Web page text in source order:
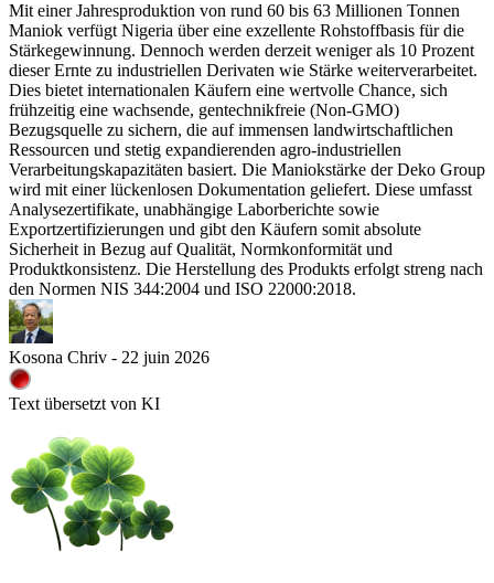
Mit einer Jahresproduktion von rund 60 bis 63 Millionen Tonnen
Maniok verfügt Nigeria über eine exzellente Rohstoffbasis für die
Stärkegewinnung. Dennoch werden derzeit weniger als 10 Prozent
dieser Ernte zu industriellen Derivaten wie Stärke weiterverarbeitet.
Dies bietet internationalen Käufern eine wertvolle Chance, sich
frühzeitig eine wachsende, gentechnikfreie (Non-GMO)
Bezugsquelle zu sichern, die auf immensen landwirtschaftlichen
Ressourcen und stetig expandierenden agro-industriellen
Verarbeitungskapazitäten basiert. Die Maniokstärke der Deko Group
wird mit einer lückenlosen Dokumentation geliefert. Diese umfasst
Analysezertifikate, unabhängige Laborberichte sowie
Exportzertifizierungen und gibt den Käufern somit absolute
Sicherheit in Bezug auf Qualität, Normkonformität und
Produktkonsistenz. Die Herstellung des Produkts erfolgt streng nach
den Normen NIS 344:2004 und ISO 22000:2018.
Kosona Chriv - 22 juin 2026
Text übersetzt von KI